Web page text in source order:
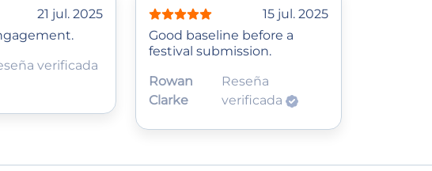
21 jul. 2025
verificada
15 jul. 2025
Good baseline before a
festival submission.
Rowan
Clarke
Reseña
verificada